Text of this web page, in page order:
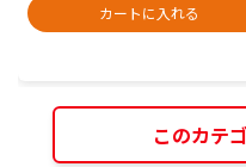
カートに入れる
このカテ